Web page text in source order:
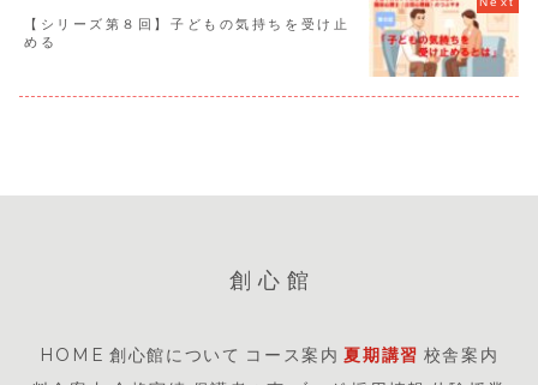
【シリーズ第８回】子どもの気持ちを受け止
める
創心館
HOME 創心館について コース案内 夏期講習 校舎案内